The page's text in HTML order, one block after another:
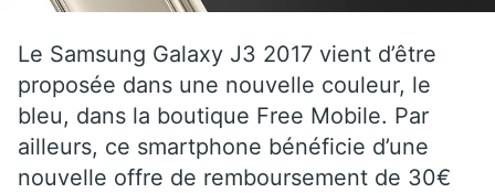
Le Samsung Galaxy J3 2017 vient d’être
proposée dans une nouvelle couleur, le
bleu, dans la boutique Free Mobile. Par
ailleurs, ce smartphone bénéficie d’une
nouvelle offre de remboursement de 30€